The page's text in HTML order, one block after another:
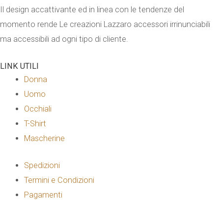
Il design accattivante ed in linea con le tendenze del
momento rende Le creazioni Lazzaro accessori irrinunciabili
ma accessibili ad ogni tipo di cliente.
LINK UTILI
Donna
Uomo
Occhiali
T-Shirt
Mascherine
Spedizioni
Termini e Condizioni
Pagamenti